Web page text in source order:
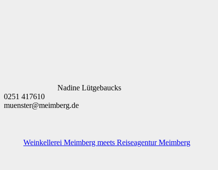
Nadine Lütgebaucks
0251 417610
muenster@meimberg.de
Weinkellerei Meimberg meets Reiseagentur Meimberg